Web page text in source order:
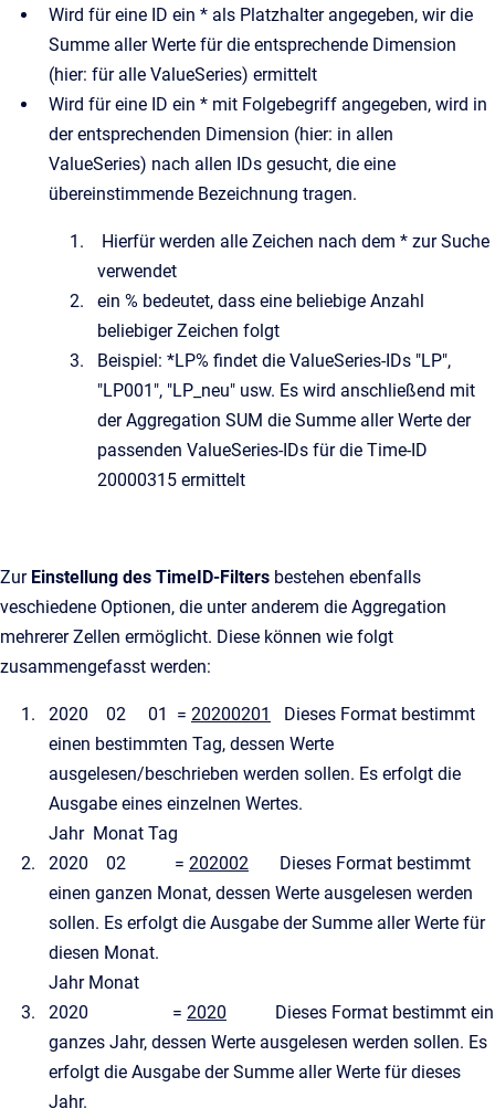
Wird für eine ID ein * als Platzhalter angegeben, wir die
Summe aller Werte für die entsprechende Dimension
(hier: für alle ValueSeries) ermittelt
Wird für eine ID ein * mit Folgebegriff angegeben, wird in
der entsprechenden Dimension (hier: in allen
ValueSeries) nach allen IDs gesucht, die eine
übereinstimmende Bezeichnung tragen.
Hierfür werden alle Zeichen nach dem * zur Suche
verwendet
ein % bedeutet, dass eine beliebige Anzahl
beliebiger Zeichen folgt
Beispiel: *LP% findet die ValueSeries-IDs "LP",
"LP001", "LP_neu" usw. Es wird anschließend mit
der Aggregation SUM die Summe aller Werte der
passenden ValueSeries-IDs für die Time-ID
20000315 ermittelt
Zur Einstellung des TimeID-Filters bestehen ebenfalls
veschiedene Optionen, die unter anderem die Aggregation
mehrerer Zellen ermöglicht. Diese können wie folgt
zusammengefasst werden:
2020 02 01 = 20200201
Dieses Format bestimmt
einen bestimmten Tag, dessen Werte
ausgelesen/beschrieben werden sollen. Es erfolgt die
Ausgabe eines einzelnen Wertes.
Jahr Monat Tag
2020 02 = 202002 Dieses Format bestimmt
einen ganzen Monat, dessen Werte ausgelesen werden
sollen. Es erfolgt die Ausgabe der Summe aller Werte für
diesen Monat.
Jahr Monat
2020 = 2020
Dieses Format bestimmt ein
ganzes Jahr, dessen Werte ausgelesen werden sollen. Es
erfolgt die Ausgabe der Summe aller Werte für dieses
Jahr.